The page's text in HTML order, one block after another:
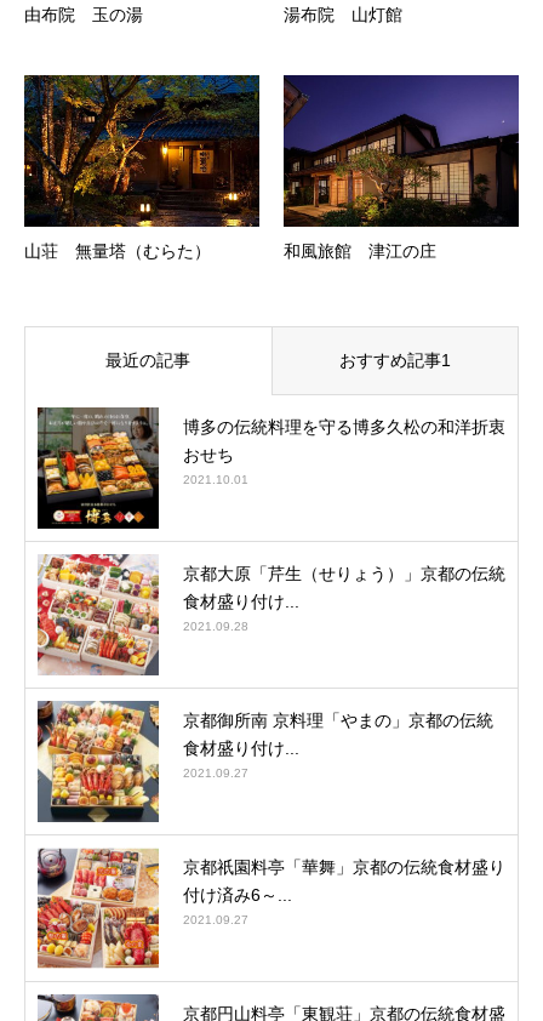
由布院 玉の湯 湯布院 山灯館
山荘 無量塔（むらた） 和風旅館 津江の庄
最近の記事 おすすめ記事1
博多の伝統料理を守る博多久松の和洋折衷
おせち
2021.10.01
京都大原「芹生（せりょう）」京都の伝統
食材盛り付け...
2021.09.28
京都御所南 京料理「やまの」京都の伝統
食材盛り付け...
2021.09.27
京都祇園料亭「華舞」京都の伝統食材盛り
付け済み6～...
2021.09.27
京都円山料亭「東観荘」京都の伝統食材盛